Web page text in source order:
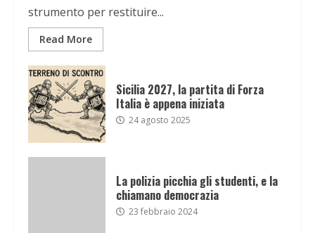
strumento per restituire...
Read More
Sicilia 2027, la partita di Forza
Italia è appena iniziata
24 agosto 2025
La polizia picchia gli studenti, e la
chiamano democrazia
23 febbraio 2024